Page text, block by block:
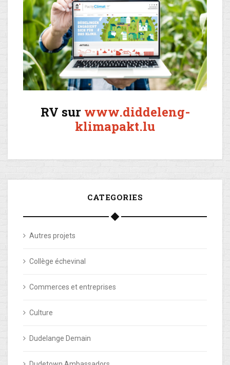
RV sur www.diddeleng-
klimapakt.lu
CATEGORIES
Autres projets
Collège échevinal
Commerces et entreprises
Culture
Dudelange Demain